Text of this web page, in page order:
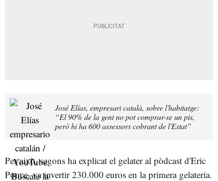
José Elías, empresari català, sobre l'habitatge:
“El 90% de la gent no pot comprar-se un pis,
però hi ha 600 assessors cobrant de l'Estat”
Per això, segons ha explicat el gelater al pòdcast d'Eric
Ponce, va invertir 230.000 euros en la primera gelateria.